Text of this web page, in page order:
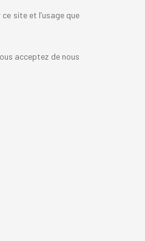
site et l’usage que
acceptez de nous